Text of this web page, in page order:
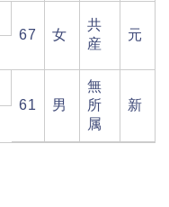
67
女
共
産
元
61
男
無
所
属
新